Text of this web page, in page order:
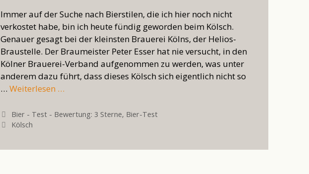
Immer auf der Suche nach Bierstilen, die ich hier noch nicht
verkostet habe, bin ich heute fündig geworden beim Kölsch.
Genauer gesagt bei der kleinsten Brauerei Kölns, der Helios-
Braustelle. Der Braumeister Peter Esser hat nie versucht, in den
Kölner Brauerei-Verband aufgenommen zu werden, was unter
anderem dazu führt, dass dieses Kölsch sich eigentlich nicht so
… Weiterlesen …
Kategorien
Bier - Test - Bewertung: 3 Sterne, Bier-Test
Schlagwörter
Kölsch